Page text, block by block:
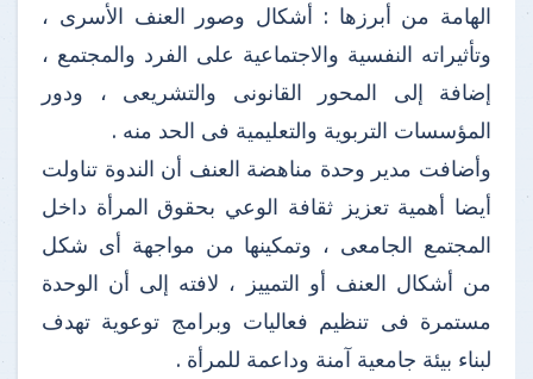
الهامة من أبرزها : أشكال وصور العنف الأسرى ،
وتأثيراته النفسية والاجتماعية على الفرد والمجتمع ،
إضافة إلى المحور القانونى والتشريعى ، ودور
المؤسسات التربوية والتعليمية فى الحد منه .
وأضافت مدير وحدة مناهضة العنف أن الندوة تناولت
أيضا أهمية تعزيز ثقافة الوعي بحقوق المرأة داخل
المجتمع الجامعى ، وتمكينها من مواجهة أى شكل
من أشكال العنف أو التمييز ، لافته إلى أن الوحدة
مستمرة فى تنظيم فعاليات وبرامج توعوية تهدف
لبناء بيئة جامعية آمنة وداعمة للمرأة .